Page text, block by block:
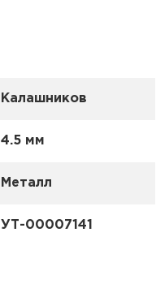
Калашников
4.5 мм
Металл
УТ-00007141